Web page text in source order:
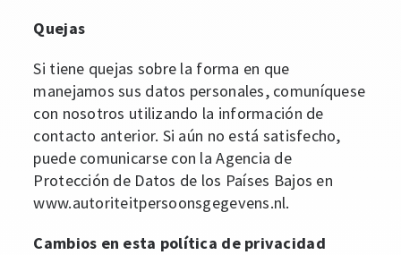
Quejas
Si tiene quejas sobre la forma en que
manejamos sus datos personales, comuníquese
con nosotros utilizando la información de
contacto anterior. Si aún no está satisfecho,
puede comunicarse con la Agencia de
Protección de Datos de los Países Bajos en
www.autoriteitpersoonsgegevens.nl.
Cambios en esta política de privacidad